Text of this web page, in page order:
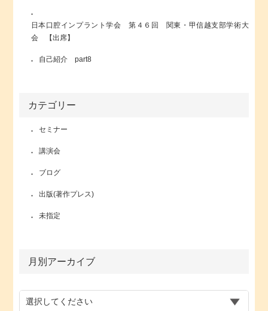
日本口腔インプラント学会 第４６回 関東・甲信越支部学術大
会 【出席】
自己紹介 part8
カテゴリー
セミナー
講演会
ブログ
出版(著作プレス)
未指定
月別アーカイブ